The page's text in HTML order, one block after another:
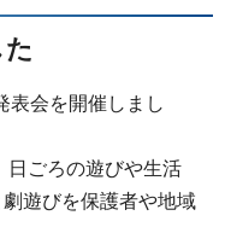
表会を開催しまし
ごろの遊びや生活
遊びを保護者や地域